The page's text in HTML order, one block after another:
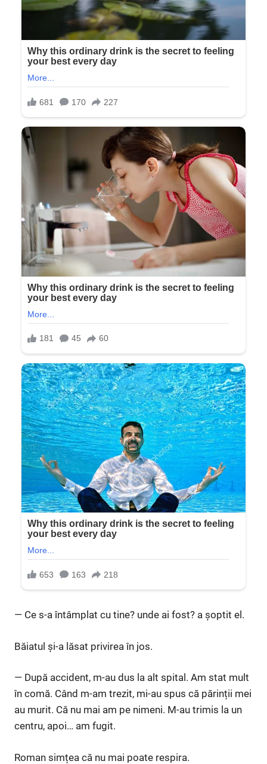
— Ce s-a întâmplat cu tine? unde ai fost? a șoptit el.
Băiatul și-a lăsat privirea în jos.
— După accident, m-au dus la alt spital. Am stat mult
în comă. Când m-am trezit, mi-au spus că părinții mei
au murit. Că nu mai am pe nimeni. M-au trimis la un
centru, apoi… am fugit.
Roman simțea că nu mai poate respira.